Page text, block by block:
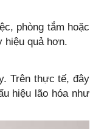
phòng tắm hoặc
hiệu quả hơn.
Trên thực tế, đây
hiệu lão hóa như